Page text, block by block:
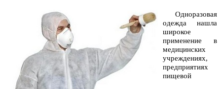
Одноразовая
одежда нашла
широкое
применение в
медицинских
учреждениях,
предприятиях
пищевой